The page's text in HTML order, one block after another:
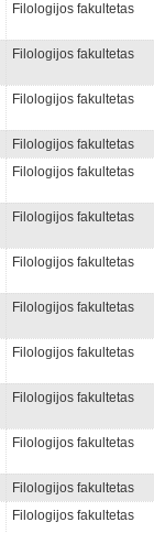
Filologijos fakultetas
Filologijos fakultetas
Filologijos fakultetas
Filologijos fakultetas
Filologijos fakultetas
Filologijos fakultetas
Filologijos fakultetas
Filologijos fakultetas
Filologijos fakultetas
Filologijos fakultetas
Filologijos fakultetas
Filologijos fakultetas
Filologijos fakultetas